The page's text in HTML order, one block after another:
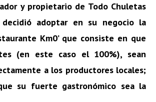
y propietario de Todo Chuletas
decidió adoptar en su negocio la
Km0’ que consiste en que
(en este caso el 100%), sean
a los productores locales;
su fuerte gastronómico sea la